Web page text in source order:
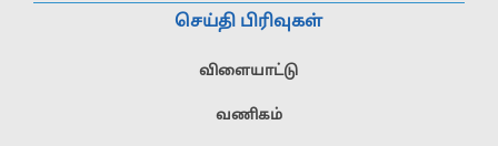
செய்தி பிரிவுகள்
விளையாட்டு
வணிகம்